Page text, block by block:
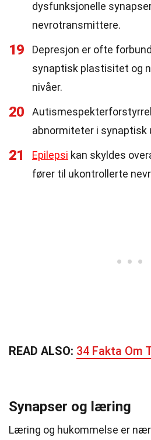
dysfunksjonelle
nevrotransmittere.
19
Depresjon er ofte
synaptisk plastisitet og
nivåer.
20
abnormiteter i synaptisk
21 Epilepsi kan skyldes
fører til ukontrollerte
READ ALSO: 34 Fakta Om
Synapser og læring
Læring og hukommelse er